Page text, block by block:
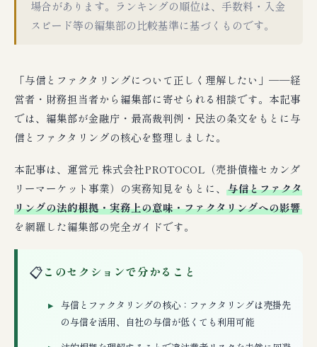
場合があります。ランキングの順位は、手数料・入金
スピード等の編集部の比較基準に基づくものです。
「与信とファクタリングについて正しく理解したい」──経
営者・財務担当者から編集部に寄せられる相談です。本記事
では、編集部が金融庁・最高裁判例・民法の条文をもとに与
信とファクタリングの核心を整理しました。
本記事は、運営元 株式会社PROTOCOL（売掛債権セカンダ
リーマーケット事業）の実務知見をもとに、
与信とファクタ
リングの法的根拠・実務上の意味・ファクタリングへの影響
を網羅した編集部の完全ガイドです。
📋このセクションで分かること
与信とファクタリングの核心：ファクタリングは売掛先
の与信を活用、自社の与信が低くても利用可能